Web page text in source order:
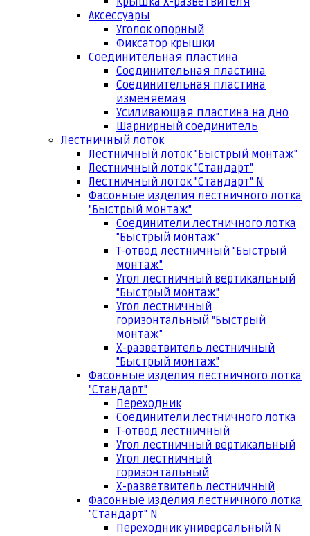
Аксессуары
Уголок опорный
Фиксатор крышки
Соединительная пластина
Соединительная пластина
Соединительная пластина
изменяемая
Усиливающая пластина на дно
Шарнирный соединитель
Лестничный лоток
Лестничный лоток "Быстрый монтаж"
Лестничный лоток "Стандарт"
Лестничный лоток "Стандарт" N
Фасонные изделия лестничного лотка
"Быстрый монтаж"
Соединители лестничного лотка
"Быстрый монтаж"
Т-отвод лестничный "Быстрый
монтаж"
Угол лестничный вертикальный
"Быстрый монтаж"
Угол лестничный
горизонтальный "Быстрый
монтаж"
Х-разветвитель лестничный
"Быстрый монтаж"
Фасонные изделия лестничного лотка
"Стандарт"
Переходник
Соединители лестничного лотка
Т-отвод лестничный
Угол лестничный вертикальный
Угол лестничный
горизонтальный
Х-разветвитель лестничный
Фасонные изделия лестничного лотка
"Стандарт" N
Переходник универсальный N